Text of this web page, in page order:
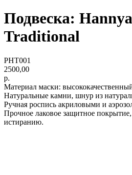
Подвеска:
Traditional
PHT001
2500,00
р.
Материал маски:
Натуральные камни, шнур из
Ручная роспись акриловыми и
Прочное лаковое защитное
истиранию.